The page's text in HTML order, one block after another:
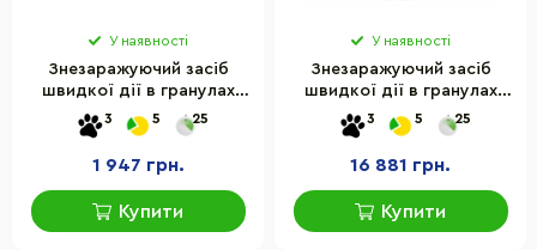
У наявності
Знезаражуючий засіб
швидкої дії в гранулах
"Хлор" C-60 AquaDoctor
1550AD 5 кг
3 5 25
1 947 грн.
Купити
У наявності
Знезаражуючий засіб
швидкої дії в гранулах
"Хлор" C-60 AquaDoctor
1551AD 50 кг
3 5 25
16 881 грн.
Купити